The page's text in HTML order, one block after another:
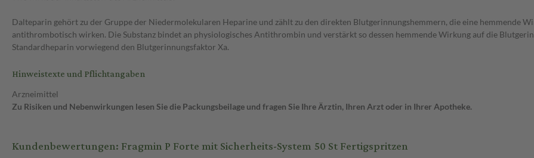
Dalteparin gehört zu der Gruppe der Niedermolekularen Heparine und zählt zu den direkten Blutgerinnungshemmern, die eine hemmende
antithrombotisch wirken. Die Substanz bindet an physiologisches Antithrombin und verstärkt so dessen hemmende Wirkung auf die
Standardheparin vorwiegend den Blutgerinnungsfaktor Xa.
Hinweistexte und Pflichtangaben
Arzneimittel
Zu Risiken und Nebenwirkungen lesen Sie die Packungsbeilage und fragen Sie Ihre Ärztin, Ihren Arzt oder in Ihrer Apotheke.
Kundenbewertungen: Fragmin P Forte mit Sicherheits-System 50 St Fertigspritzen